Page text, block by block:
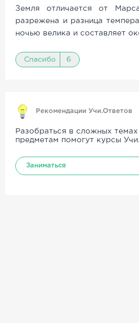
Земля отличается от
разрежена и разница
ночью велика и составляет
Спасибо 6
Рекомендации Учи.Ответов
Разобраться в сложных
предметам помогут курсы
Заниматься